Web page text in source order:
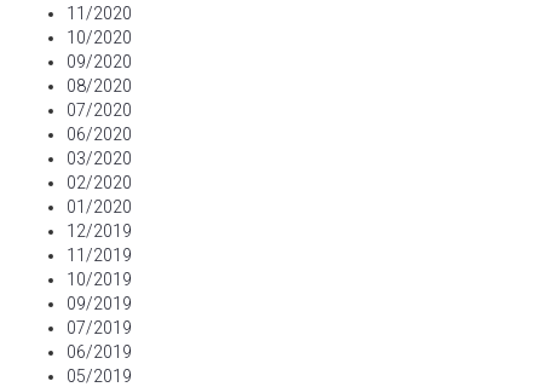
11/2020
10/2020
09/2020
08/2020
07/2020
06/2020
03/2020
02/2020
01/2020
12/2019
11/2019
10/2019
09/2019
07/2019
06/2019
05/2019